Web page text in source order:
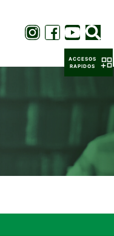
ACCESOS
RAPIDOS